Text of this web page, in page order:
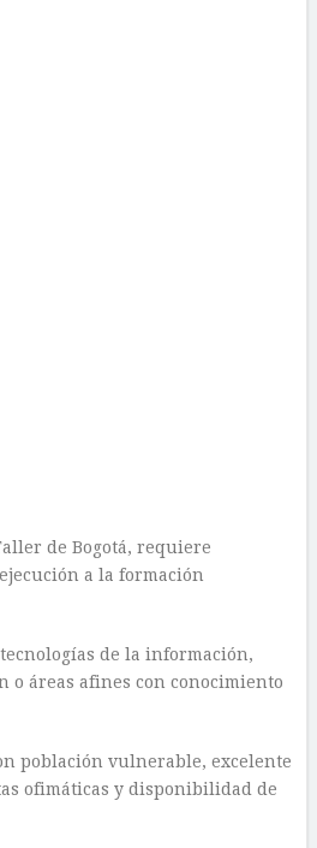
de Bogotá, requiere
a la formación
de la información,
o áreas afines con conocimiento
población vulnerable, excelente
ofimáticas y disponibilidad de